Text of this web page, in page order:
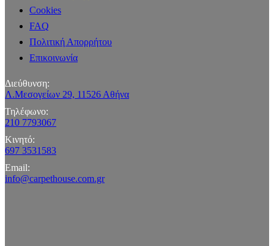
Cookies
FAQ
Πολιτική Απορρήτου
Επικοινωνία
Διεύθυνση:
Λ.Μεσογείων 29, 11526 Αθήνα
Τηλέφωνο:
210 7793067
Κινητό:
697 3531583
Email:
info@carpethouse.com.gr